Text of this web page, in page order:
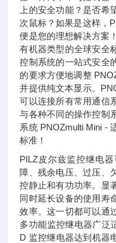
上的安全功能？是否希
次鼠标？如果是这样，
便是您的理想解决方案
有机器类型的全球安全
控制系统的一站式安全
的要求方便地调整
并提供纯文本显示。
可以连接所有常用通信
与各种不同的操作控制
系统 PNOZmulti Mini -
标准！
PILZ皮尔兹监控继电
障、残余电压、过压、
控静止和有功功率。显
同时延长设备的使用寿
效率。这一切都可以通
多功能监控继电器广泛
D 监控继电器达到机器